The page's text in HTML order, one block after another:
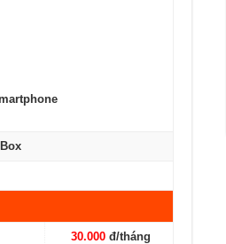
30.000 đ/tháng